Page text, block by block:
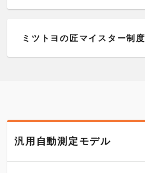
ミツトヨの匠マイスター制度
汎用自動測定モデル